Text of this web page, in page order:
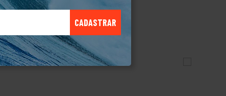
CADASTRAR
GOSTE